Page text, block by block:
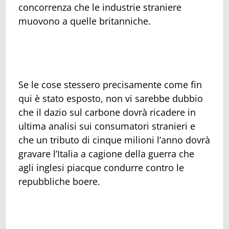
concorrenza che le industrie straniere
muovono a quelle britanniche.
Se le cose stessero precisamente come fin
qui è stato esposto, non vi sarebbe dubbio
che il dazio sul carbone dovrà ricadere in
ultima analisi sui consumatori stranieri e
che un tributo di cinque milioni l’anno dovrà
gravare l’Italia a cagione della guerra che
agli inglesi piacque condurre contro le
repubbliche boere.